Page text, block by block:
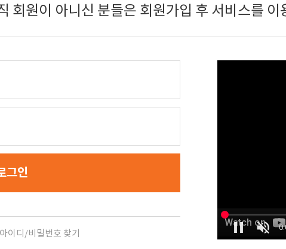
회원이 아니신 분들은 회원가입 후 서비스를
그인
아이디/비밀번호 찾기